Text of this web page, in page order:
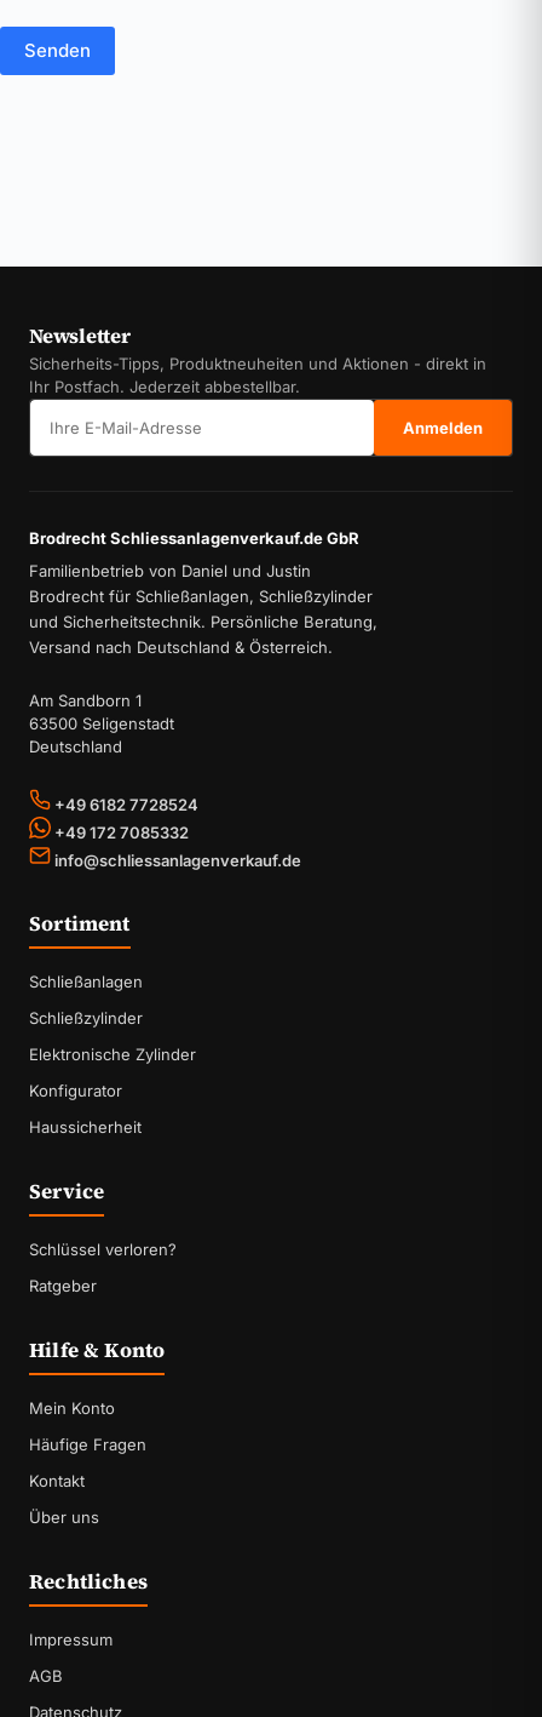
Senden
Newsletter
Sicherheits-Tipps, Produktneuheiten und Aktionen - direkt in
Ihr Postfach. Jederzeit abbestellbar.
Anmelden
Brodrecht Schliessanlagenverkauf.de GbR
Familienbetrieb von Daniel und Justin
Brodrecht für Schließanlagen, Schließzylinder
und Sicherheitstechnik. Persönliche Beratung,
Versand nach Deutschland & Österreich.
Am Sandborn 1
63500 Seligenstadt
Deutschland
+49 6182 7728524
+49 172 7085332
info@schliessanlagenverkauf.de
Sortiment
Schließanlagen
Schließzylinder
Elektronische Zylinder
Konfigurator
Haussicherheit
Service
Schlüssel verloren?
Ratgeber
Hilfe & Konto
Mein Konto
Häufige Fragen
Kontakt
Über uns
Rechtliches
Impressum
AGB
Datenschutz